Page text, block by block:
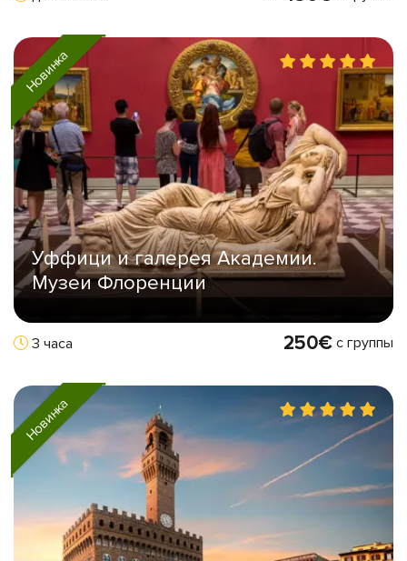
Новинка
Уффици и галерея Академии.
Музеи Флоренции
3 часа 250€с группы
Новинка